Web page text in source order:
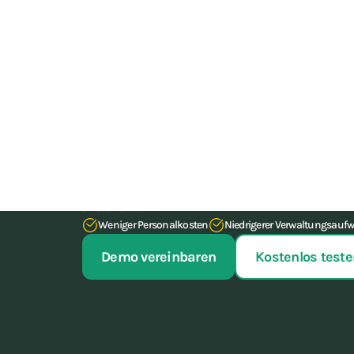
Weniger Personalkosten Niedrigerer
Demo vereinbaren Kostenlos